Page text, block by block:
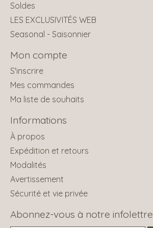
Soldes
LES EXCLUSIVITÉS WEB
Seasonal - Saisonnier
Mon compte
S'inscrire
Mes commandes
Ma liste de souhaits
Informations
À propos
Expédition et retours
Modalités
Avertissement
Sécurité et vie privée
Abonnez-vous à notre infolettre